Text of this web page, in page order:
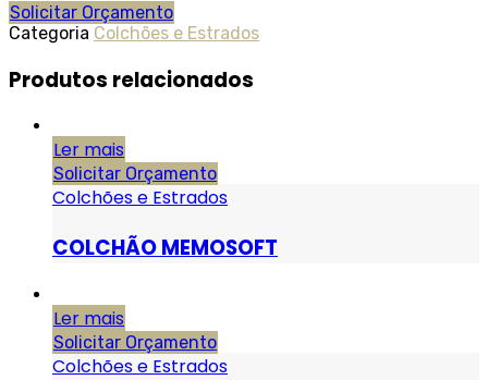
Solicitar Orçamento
Categoria Colchões e Estrados
Produtos relacionados
Ler mais
Solicitar Orçamento
Colchões e Estrados
COLCHÃO MEMOSOFT
Ler mais
Solicitar Orçamento
Colchões e Estrados